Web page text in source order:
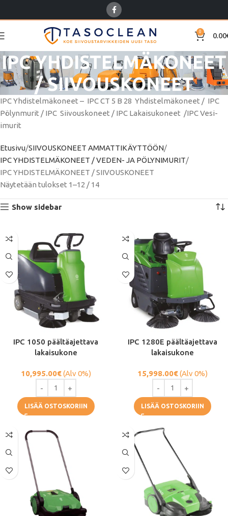
0 0.00
IPC YHDISTELMÄKONEET
/ SIIVOUSKONEET
IPC Yhdistelmäkoneet – IPC CT 5 B 28 Yhdistelmäkoneet / IPC
Pölynmurit / IPC Siivouskoneet / IPC Lakaisukoneet /IPC Vesi-
imurit
Etusivu SIIVOUSKONEET AMMATTIKÄYTTÖÖN
IPC YHDISTELMÄKONEET / VEDEN- JA PÖLYNIMURIT
IPC YHDISTELMÄKONEET / SIIVOUSKONEET
Näytetään tulokset 1–12 / 14
Show sidebar
IPC 1050 päältäajettava
lakaisukone
10,995.00€(Alv 0%)
LISÄÄ OSTOSKORIIN
IPC 1280E päältäajettava
lakaisukone
15,998.00€(Alv 0%)
LISÄÄ OSTOSKORIIN